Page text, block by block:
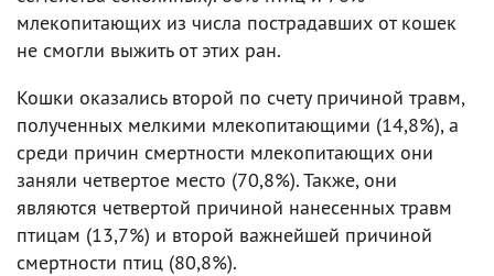
млекопитающих из числа пострадавших от кошек
не смогли выжить от этих ран.
Кошки оказались второй по счету причиной травм,
полученных мелкими млекопитающими (14,8%), а
среди причин смертности млекопитающих они
заняли четвертое место (70,8%). Также, они
являются четвертой причиной нанесенных травм
птицам (13,7%) и второй важнейшей причиной
смертности птиц (80,8%).